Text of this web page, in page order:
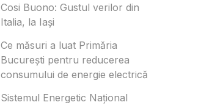
Cosi Buono: Gustul verilor din
Italia, la Iași
Ce măsuri a luat Primăria
București pentru reducerea
consumului de energie electrică
Sistemul Energetic Național